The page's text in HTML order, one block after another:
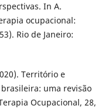
In A.
ocupacional:
Rio de Janeiro:
Território e
uma revisão
Ocupacional, 28,